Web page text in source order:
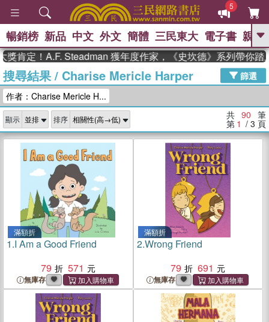
5
GO
熱搜： 東野圭吾 、 高希均教授回憶錄
、 The Odyssey 、 父親節 、 如果歷
獎 臺灣漫遊錄 、 方念華 、 台灣的李
登輝時代
數學女孩：黎曼猜想 、
偉大的迷走神經
暢銷榜 新品 中文 外文 簡體 三民東大 電子書 親子
A.F. Steadman 獲年度作家，《史坎德》系列帶你踏上熱血
搜尋結果/ Charise Mericle Harper
篩選
作者：Charise Mericle H...
顯示 排序 共 90 筆
第 1 / 3 頁
滿額折
1.I Am a Good Friend
79
571
無庫存
滿額折
2.Wrong Friend
79
691
無庫存